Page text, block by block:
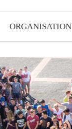
ORGANISATION